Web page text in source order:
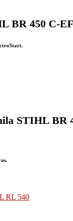
BR 450 C-EF
STIHL BR